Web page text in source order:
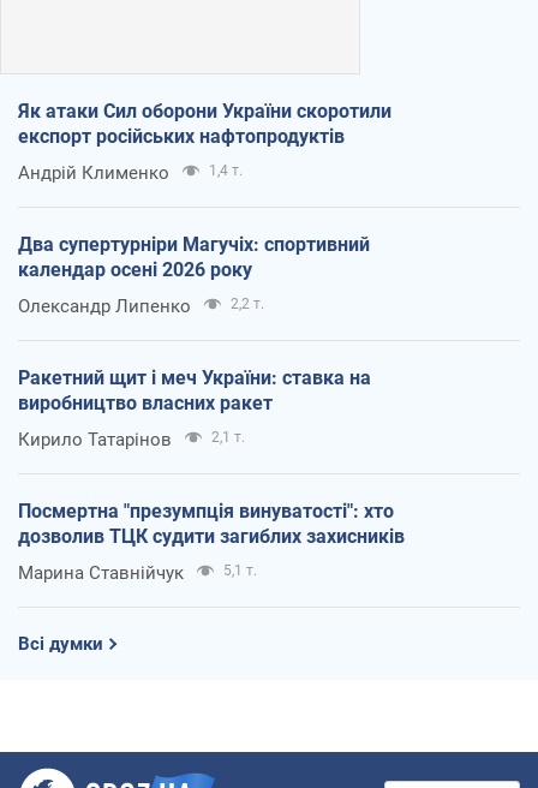
Як атаки Сил оборони України скоротили
експорт російських нафтопродуктів
Андрій Клименко 1,4 т.
Два супертурніри Магучіх: спортивний
календар осені 2026 року
Олександр Липенко 2,2 т.
Ракетний щит і меч України: ставка на
виробництво власних ракет
Кирило Татарінов 2,1 т.
Посмертна "презумпція винуватості": хто
дозволив ТЦК судити загиблих захисників
Марина Ставнійчук 5,1 т.
Всі думки